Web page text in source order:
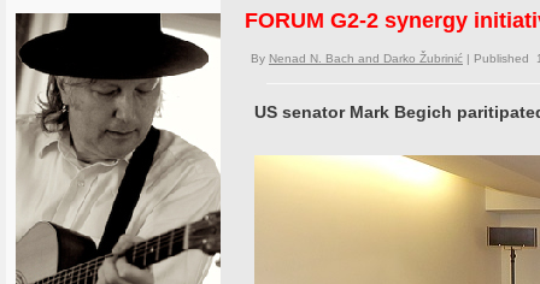
FORUM G2-2 synergy
By Nenad N. Bach and Darko Žubrinić | Published
US senator Mark Begich